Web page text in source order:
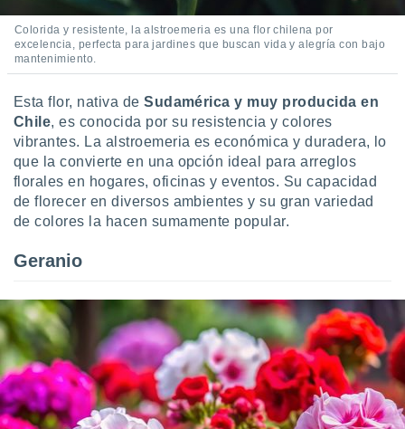
Colorida y resistente, la alstroemeria es una flor chilena por
excelencia, perfecta para jardines que buscan vida y alegría con bajo
mantenimiento.
Esta flor, nativa de Sudamérica y muy producida en
Chile, es conocida por su resistencia y colores
vibrantes. La alstroemeria es económica y duradera, lo
que la convierte en una opción ideal para arreglos
florales en hogares, oficinas y eventos. Su capacidad
de florecer en diversos ambientes y su gran variedad
de colores la hacen sumamente popular.
Geranio